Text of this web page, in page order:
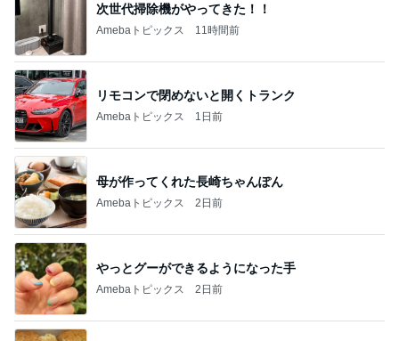
次世代掃除機がやってきた！！
Amebaトピックス 11時間前
リモコンで閉めないと開くトランク
Amebaトピックス 1日前
母が作ってくれた長崎ちゃんぽん
Amebaトピックス 2日前
やっとグーができるようになった手
Amebaトピックス 2日前